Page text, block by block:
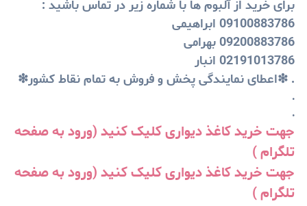
برای خرید از آلبوم ها با شماره زیر در تماس باشید :
09100883786 ابراهیمی
09200883786 بهرامی
02191013786 انبار
. ❇اعطای نمایندگی پخش و فروش به تمام نقاط کشور❇
.
.
جهت خرید کاغذ دیواری کلیک کنید (ورود به صفحه
تلگرام )
جهت خرید کاغذ دیواری کلیک کنید (ورود به صفحه
تلگرام )